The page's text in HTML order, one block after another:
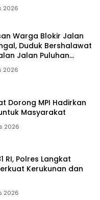
2026
Warga Blokir Jalan
Duduk Bershalawat
Jalan Puluhan
2026
Dorong MPI Hadirkan
Masyarakat
2026
RI, Polres Langkat
Kerukunan dan
2026